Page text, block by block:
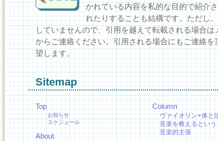
かれている内容を私的な目的で紹介
れたりすることも結構です。ただし
していませんので、引用を越えて転載される場合は
からご連絡ください。引用される場合にもご連絡を
望します。
Sitemap
Top
お知らせ
スケジュール
About
Column
ヴァイオリン+体と
音楽を教えるという
音楽的主張